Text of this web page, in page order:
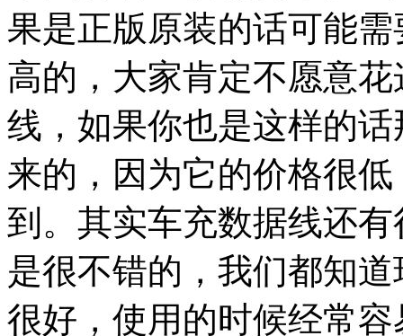
果是正版原装的话可能
高的，大家肯定不愿意
线，如果你也是这样的
来的，因为它的价格很
到。其实车充数据线还
是很不错的，我们都知
很好，使用的时候经常